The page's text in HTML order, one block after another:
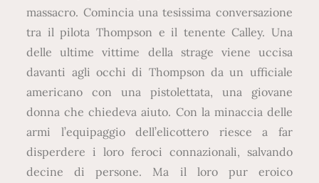
massacro. Comincia una tesissima conversazione
tra il pilota Thompson e il tenente Calley. Una
delle ultime vittime della strage viene uccisa
davanti agli occhi di Thompson da un ufficiale
americano con una pistolettata, una giovane
donna che chiedeva aiuto. Con la minaccia delle
armi l’equipaggio dell’elicottero riesce a far
disperdere i loro feroci connazionali, salvando
decine di persone. Ma il loro pur eroico